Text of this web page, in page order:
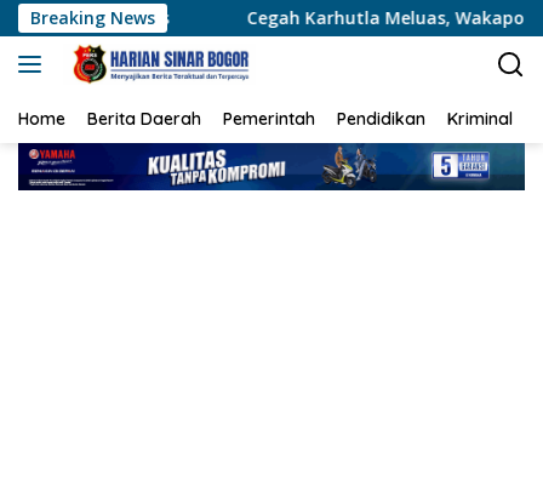
Langsung
ke
konten
Breaking News
Cegah Karhutla Meluas, Wakapolda Riau dan Irdam
Home Berita Daerah Pemerintah Pendidikan Kriminal